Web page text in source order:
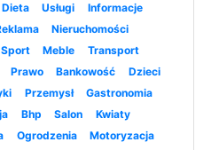
Dieta Usługi
Informacje
Nieruchomości
Sport Meble
Transport
Prawo Bankowość
Dzieci
Przemysł
Gastronomia
Bhp Salon
Kwiaty
Ogrodzenia
Motoryzacja